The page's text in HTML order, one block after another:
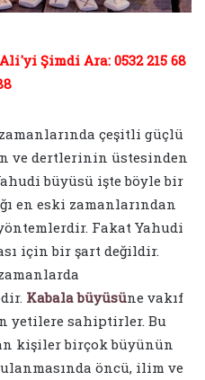
Şimdi Ara: 0532 215 68
çeşitli güçlü
ve dertlerinin üstesinden
büyüsü işte böyle bir
en eski zamanlarından
Fakat Yahudi
için bir şart değildir.
Kabala büyüsüne vakıf
yetilere sahiptirler. Bu
kişiler birçok büyünün
öncü, ilim ve